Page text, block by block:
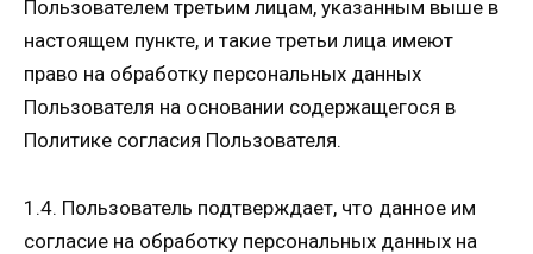
Пользователем третьим лицам, указанным выше в
настоящем пункте, и такие третьи лица имеют
право на обработку персональных данных
Пользователя на основании содержащегося в
Политике согласия Пользователя.
1.4. Пользователь подтверждает, что данное им
согласие на обработку персональных данных на